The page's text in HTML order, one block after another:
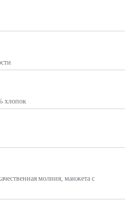
хлопок
молния, манжета с